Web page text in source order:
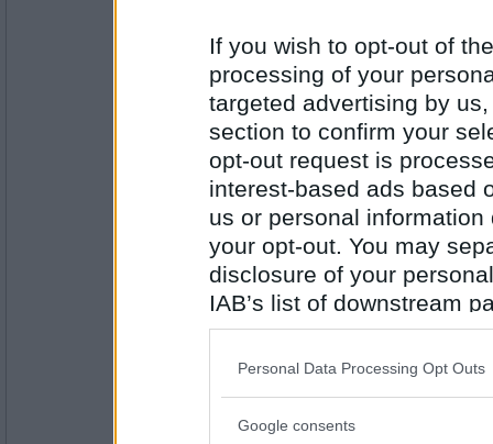
If you wish to opt-out of
processing of your
targeted advertising by
section to confirm your
opt-out request is
interest-based ads based
us or personal
your opt-out. You may
disclosure of your
IAB’s list of downstream
also be disclosed by us
Downstream Participants
Please note that this
Personal Data Processing Opt Outs
Google consents
Antal inlägg:
1610
Antal inlägg:
11505
leguan eller minigris